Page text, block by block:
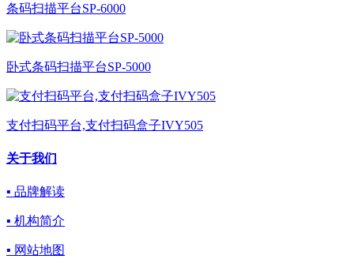
条码扫描平台SP-6000
卧式条码扫描平台SP-5000
支付扫码平台,支付扫码盒子IVY505
关于我们
▪ 品牌解读
▪ 机构简介
▪ 网站地图